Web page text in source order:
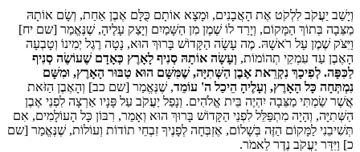
וְיָשַׁב יַעֲקֹב לִלְקֹט אֶת הָאֲבָנִים, וּמָצָא אוֹתָם כֻּלָּם אֶבֶן אַחַת, וְשָׂם אוֹתָהּ
מַצֵּבָה בְּתוֹךְ הַמָּקוֹם, וְיָרַד לוֹ שֶׁמֶן מִן הַשָּׁמַיִם וְיָצַק עָלֶיהָ, שֶׁנֶּאֱמַר [שם יח]
וַיִּצֹּק שֶׁמֶן עַל רֹאשָׁהּ. מֶה עָשָׂה הַקָּדוֹשׁ בָּרוּךְ הוּא, נָטָה רֶגֶל יְמִינוֹ וְטָבְעָה
הָאֶבֶן עַד עִמְקֵי תְהוֹמוֹת, וְעָשָׂה אוֹתָהּ סְנִיף לָאָרֶץ כְּאָדָם שֶׁעוֹשֶׂה סְנִיף
לַכִּפָּה. לְפִיכָךְ נִקְרֵאת אֶבֶן הַשְּׁתִיָּה, שֶׁמִּשָּׁם הוּא טַבּוּר הָאָרֶץ, וּמִשָּׁם
נִמְתְּחָה כָּל הָאָרֶץ, וְעָלֶיהָ הֵיכַל ה' עוֹמֵד, שֶׁנֶּאֱמַר [שם כב] וְהָאֶבֶן הַזֹּאת
אֲשֶׁר שַׂמְתִּי מַצֵּבָה יִהְיֶה בֵּית אֱלֹהִים. וְנָפַל יַעֲקֹב עַל פָּנָיו אַרְצָה לִפְנֵי אֶבֶן
הַשְּׁתִיָּה, וְהָיָה מִתְפַּלֵּל לִפְנֵי הַקָּדוֹשׁ בָּרוּךְ הוּא וְאָמַר, רִבּוֹן כָּל הָעוֹלָמִים, אִם
תְּשִׁיבֵנִי לַמָּקוֹם הַזֶּה בְּשָׁלוֹם, אֶזְבְּחָה לְפָנֶיךָ זִבְחֵי תוֹדוֹת וְעוֹלוֹת, שֶׁנֶּאֱמַר [שם
כ] וַיִּדַּר יַעֲקֹב נֶדֶר לֵאמֹר.